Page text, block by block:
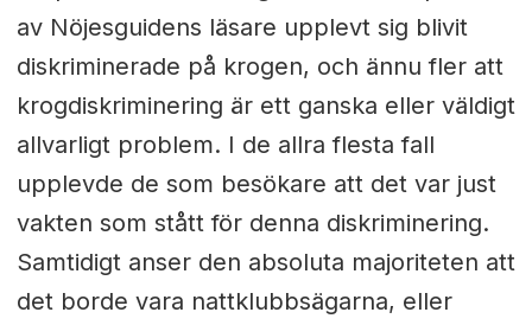
av Nöjesguidens läsare upplevt sig blivit
diskriminerade på krogen, och ännu fler att
krogdiskriminering är ett ganska eller väldigt
allvarligt problem. I de allra flesta fall
upplevde de som besökare att det var just
vakten som stått för denna diskriminering.
Samtidigt anser den absoluta majoriteten att
det borde vara nattklubbsägarna, eller